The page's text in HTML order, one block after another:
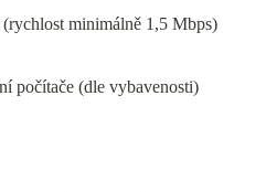
[ ]  Dostatečně rychlé připojení k internetu (rychlost minimálně 1,5 Mbps)
počítače (dle vybavenosti)